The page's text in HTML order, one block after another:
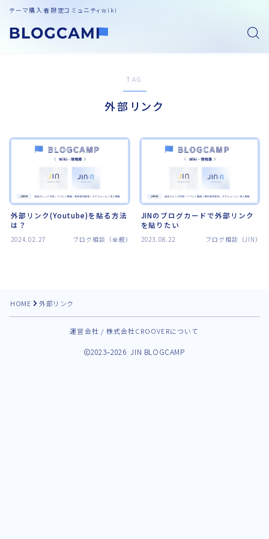
テーマ購入者限定コミュニティwiki
TAG
外部リンク
外部リンク(Youtube)を貼る方法
は？
2024.02.27 ブログ相談（全般）
JINのブログカードで外部リンク
を貼りたい
2023.08.22 ブログ相談（JIN）
HOME 外部リンク
運営会社 / 株式会社CROOVERについて
2023–2026 JIN BLOGCAMP